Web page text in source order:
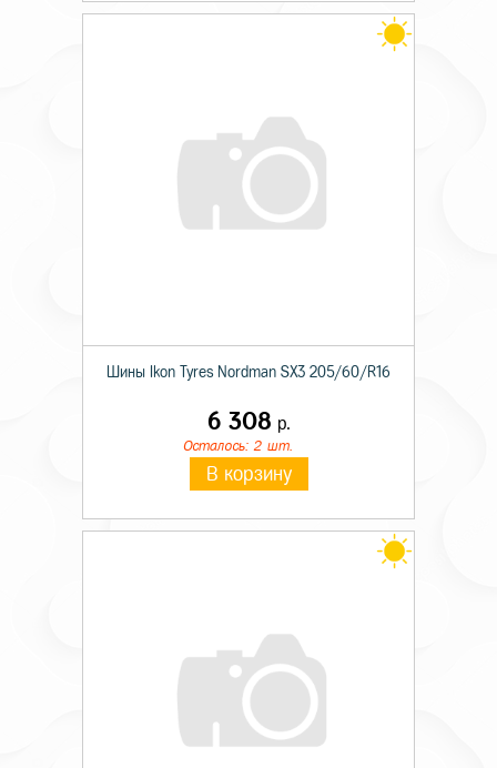
Шины Ikon Tyres Nordman SX3 205/60/R16
6 308 р.
Осталось: 2 шт.
В корзину